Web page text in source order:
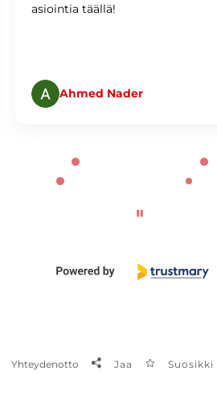
asiointia täällä!
Ahmed Nader
Yhteydenotto Jaa Suosikki